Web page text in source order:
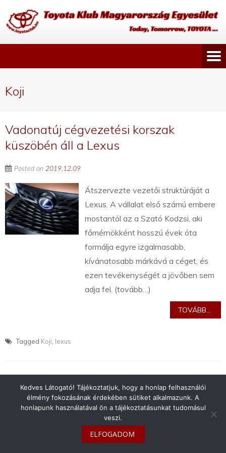
Koji
Vadonatúj cégvezetési korszak
küszöbén áll a Lexus
Posted on 2019.12.09
Átszervezte vezetői struktúráját a
Lexus. A vállalat első számú embere
mostantól az a Szató Kodzsi, aki
főmérnökként hosszú évek óta
formálja egyre izgalmasabb,
kívánatosabb márkává a céget, és
ezen tevékenységét a jövőben sem
adja fel. (tovább…)
TOVÁBB...
Tagged Koji lexus
info@toyotaclub.hu
Toyota Klub Magyarország
Kedves Látogató! Tájékoztatjuk, hogy a honlap felhasználói
élmény fokozásának érdekében sütiket alkalmazunk. A
honlapunk használatával ön a tájékoztatásunkat tudomásul
veszi.
ELFOGADOM